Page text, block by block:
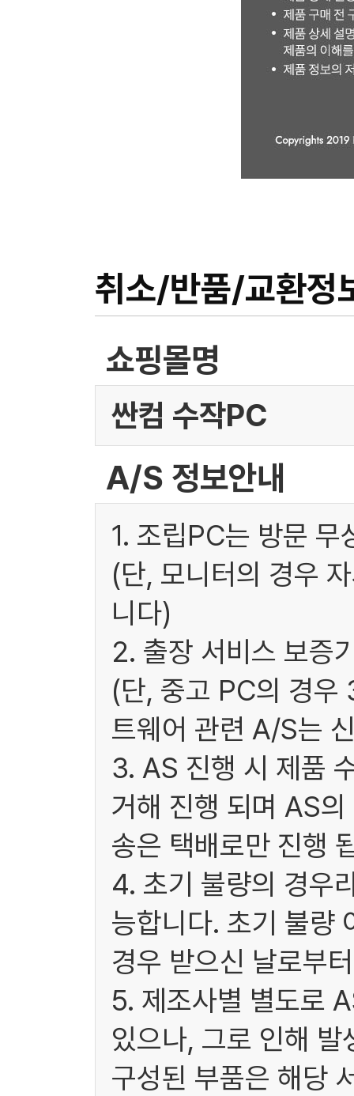
취소/반품/교환정
쇼핑몰명
싼컴 수작PC
A/S 정보안내
1. 조립PC는 방문
(단, 모니터의 경우
니다)
2. 출장 서비스 보증
(단, 중고 PC의 경우
트웨어 관련 A/S는
3. AS 진행 시 제품
거해 진행 되며 AS
송은 택배로만 진행
4. 초기 불량의 경우
능합니다. 초기 불량
경우 받으신 날로부
5. 제조사별 별도로
있으나, 그로 인해
구성된 부품은 해당